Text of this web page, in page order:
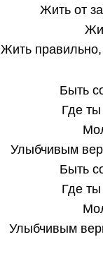
Жить от
Жить правильно,
Быть
Где
Улыбчивым
Быть
Где
Улыбчивым